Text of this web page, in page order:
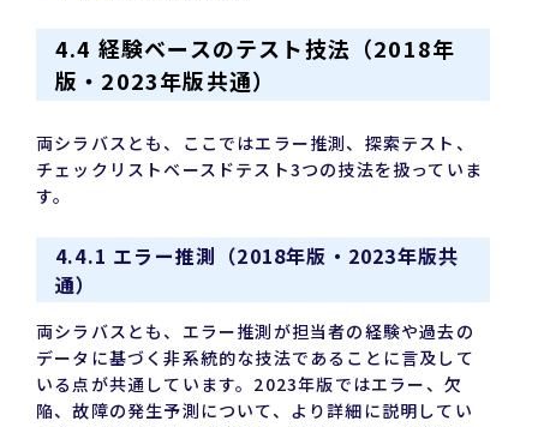
4.4 経験ベースのテスト技法（2018年
版・2023年版共通）
両シラバスとも、ここではエラー推測、探索テスト、
チェックリストベースドテスト3つの技法を扱っていま
す。
4.4.1 エラー推測（2018年版・2023年版共
通）
両シラバスとも、エラー推測が担当者の経験や過去の
データに基づく非系統的な技法であることに言及して
いる点が共通しています。2023年版ではエラー、欠
陥、故障の発生予測について、より詳細に説明してい